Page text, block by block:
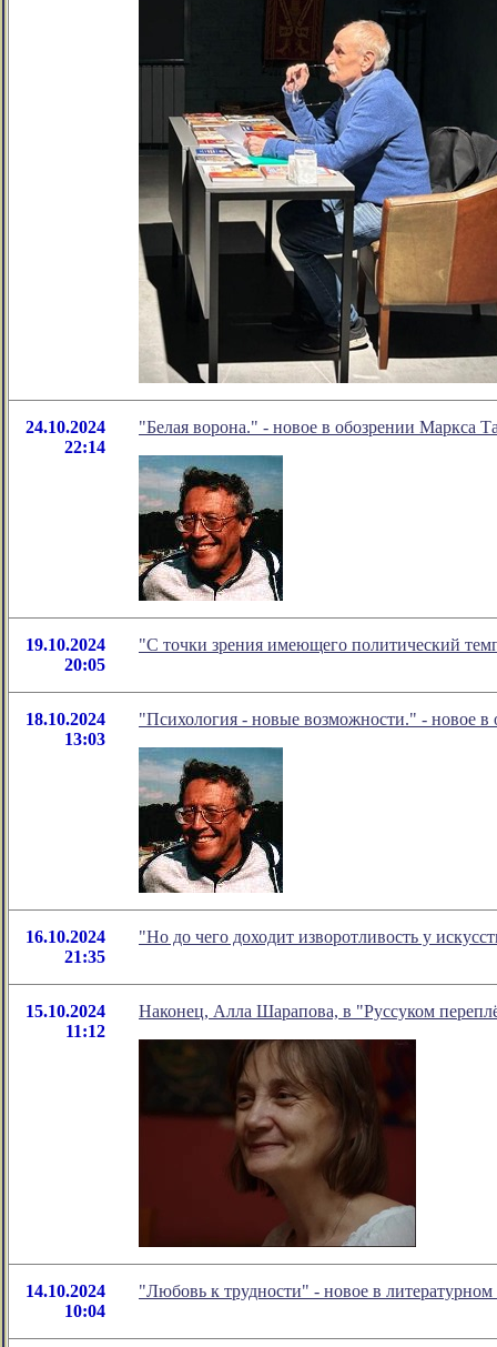
24.10.2024
22:14
"Белая ворона." - новое в обозрении Маркса
19.10.2024
20:05
"С точки зрения имеющего политический
18.10.2024
13:03
"Психология - новые возможности." - новое в
16.10.2024
21:35
"Но до чего доходит изворотливость у
15.10.2024
11:12
Наконец, Алла Шарапова, в "Руссуком
14.10.2024
10:04
"Любовь к трудности" - новое в